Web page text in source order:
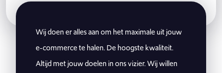
Wij doen er alles aan om het maximale uit jouw
e-commerce te halen. De hoogste kwaliteit.
Altijd met jouw doelen in ons vizier. Wij willen